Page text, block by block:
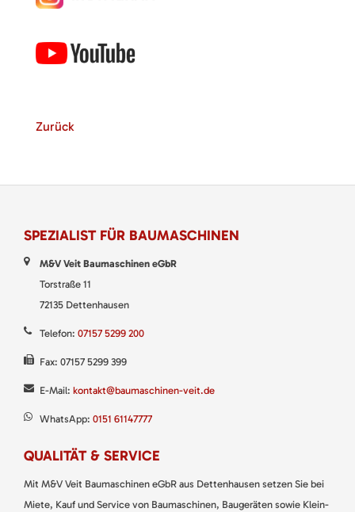
Zurück
SPEZIALIST FÜR BAUMASCHINEN
M&V Veit Baumaschinen eGbR
Torstraße 11
72135 Dettenhausen
Telefon: 07157 5299 200
Fax: 07157 5299 399
E-Mail: kontakt@baumaschinen-veit.de
WhatsApp: 0151 61147777
QUALITÄT & SERVICE
Mit M&V Veit Baumaschinen eGbR aus Dettenhausen setzen Sie bei
Miete, Kauf und Service von Baumaschinen, Baugeräten sowie Klein-